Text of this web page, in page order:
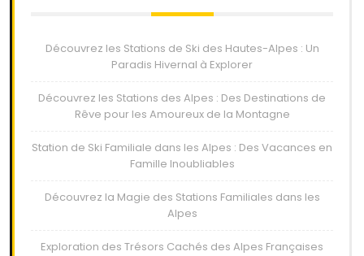
Découvrez les Stations de Ski des Hautes-Alpes : Un
Paradis Hivernal à Explorer
Découvrez les Stations des Alpes : Des Destinations de
Rêve pour les Amoureux de la Montagne
Station de Ski Familiale dans les Alpes : Des Vacances en
Famille Inoubliables
Découvrez la Magie des Stations Familiales dans les
Alpes
Exploration des Trésors Cachés des Alpes Françaises